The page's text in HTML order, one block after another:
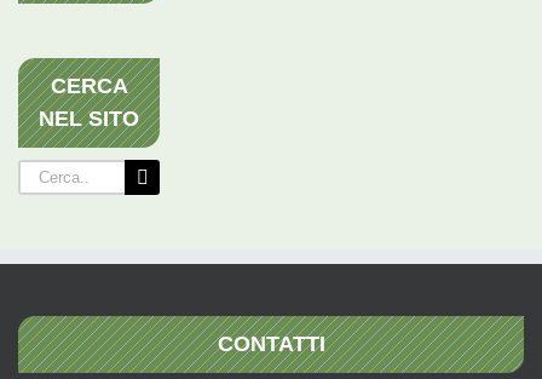
CERCA
NEL SITO
Cerca
per:
CONTATTI